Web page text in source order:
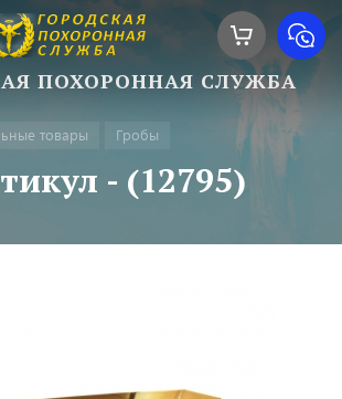
ПОХОРОННАЯ СЛУЖБА
товары Гробы
- (12795)